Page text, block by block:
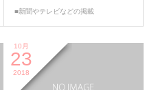
■新聞やテレビなどの掲載
10月
23
2018